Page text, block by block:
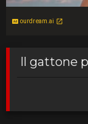
ourdream.ai
Il gattone